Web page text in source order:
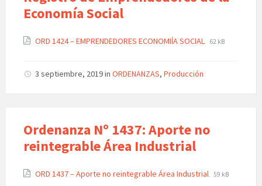
Economía Social
ORD 1424 – EMPRENDEDORES ECONOMIÍA SOCIAL 62 kB
3 septiembre, 2019in ORDENANZAS, Producción
Ordenanza Nº 1437: Aporte no
reintegrable Área Industrial
ORD 1437 – Aporte no reintegrable Área Industrial 59 kB